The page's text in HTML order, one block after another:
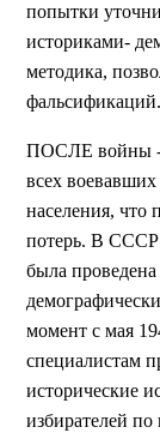
попытки
историками-
методика,
фальсификаций.
ПОСЛЕ войны -
всех
населения, что
потерь. В СССР
была
момент с мая
специалистам
исторические
избирателей